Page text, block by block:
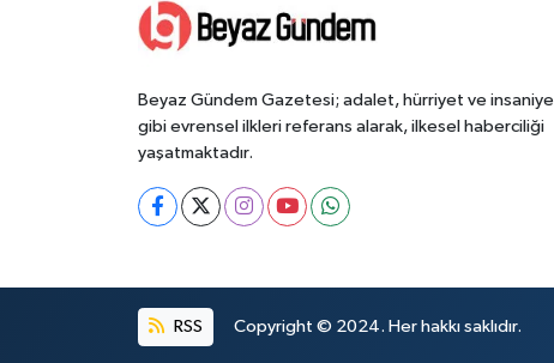
Beyaz Gündem Gazetesi; adalet, hürriyet ve
gibi evrensel ilkleri referans alarak, ilkesel haberciliği
yaşatmaktadır.
RSS Copyright © 2024. Her hakkı saklıdır.